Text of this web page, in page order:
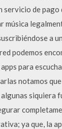
servicio de pago
música
a
podemos
para
notamos
siquiera
ya que, la